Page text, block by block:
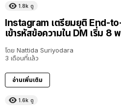
1.8k ดู
Instagram เตรียมยุติ End-
เข้ารหัสข้อความใน DM เริ่ม 8
โดย Nattida Suriyodara
3 เดือนที่แล้ว
อ่านเพิ่มเติม
1.6k ดู